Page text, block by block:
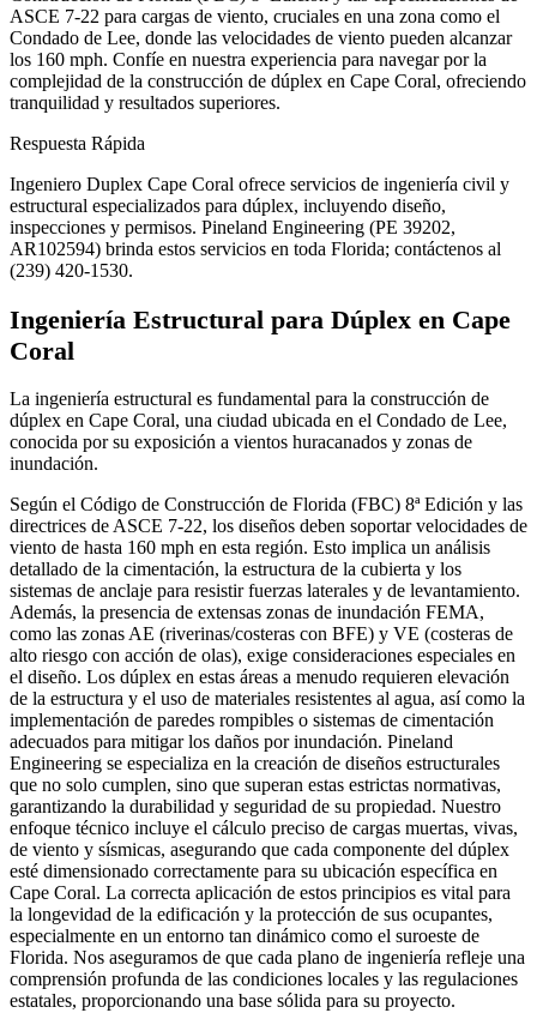
ASCE 7-22 para cargas de viento, cruciales en una zona como el
Condado de Lee, donde las velocidades de viento pueden alcanzar
los 160 mph. Confíe en nuestra experiencia para navegar por la
complejidad de la construcción de dúplex en Cape Coral, ofreciendo
tranquilidad y resultados superiores.
Respuesta Rápida
Ingeniero Duplex Cape Coral ofrece servicios de ingeniería civil y
estructural especializados para dúplex, incluyendo diseño,
inspecciones y permisos. Pineland Engineering (PE 39202,
AR102594) brinda estos servicios en toda Florida; contáctenos al
(239) 420-1530.
Ingeniería Estructural para Dúplex en Cape
Coral
La ingeniería estructural es fundamental para la construcción de
dúplex en Cape Coral, una ciudad ubicada en el Condado de Lee,
conocida por su exposición a vientos huracanados y zonas de
inundación.
Según el Código de Construcción de Florida (FBC) 8ª Edición y las
directrices de ASCE 7-22, los diseños deben soportar velocidades de
viento de hasta 160 mph en esta región. Esto implica un análisis
detallado de la cimentación, la estructura de la cubierta y los
sistemas de anclaje para resistir fuerzas laterales y de levantamiento.
Además, la presencia de extensas zonas de inundación FEMA,
como las zonas AE (riverinas/costeras con BFE) y VE (costeras de
alto riesgo con acción de olas), exige consideraciones especiales en
el diseño. Los dúplex en estas áreas a menudo requieren elevación
de la estructura y el uso de materiales resistentes al agua, así como la
implementación de paredes rompibles o sistemas de cimentación
adecuados para mitigar los daños por inundación. Pineland
Engineering se especializa en la creación de diseños estructurales
que no solo cumplen, sino que superan estas estrictas normativas,
garantizando la durabilidad y seguridad de su propiedad. Nuestro
enfoque técnico incluye el cálculo preciso de cargas muertas, vivas,
de viento y sísmicas, asegurando que cada componente del dúplex
esté dimensionado correctamente para su ubicación específica en
Cape Coral. La correcta aplicación de estos principios es vital para
la longevidad de la edificación y la protección de sus ocupantes,
especialmente en un entorno tan dinámico como el suroeste de
Florida. Nos aseguramos de que cada plano de ingeniería refleje una
comprensión profunda de las condiciones locales y las regulaciones
estatales, proporcionando una base sólida para su proyecto.